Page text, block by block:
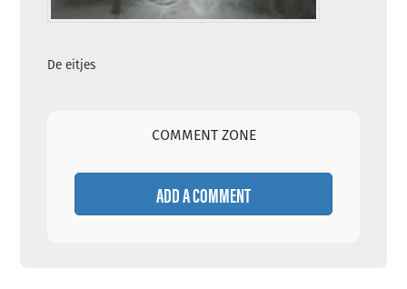
De eitjes
COMMENT ZONE
ADD A COMMENT